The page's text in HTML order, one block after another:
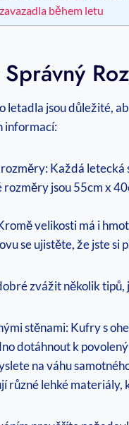
během letu
letadla jsou důležité,
informací:
Každá letecká
jsou 55cm x
velikosti má i
se ujistěte, že jste
zvážit několik
stěnami: Kufry s
dotáhnout k
na váhu
různé lehké